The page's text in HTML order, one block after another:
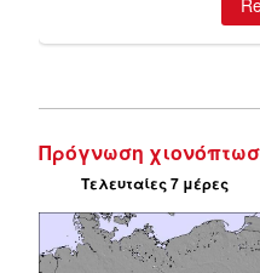
Πρόγνωση
Τελευταίες 7 μέρες